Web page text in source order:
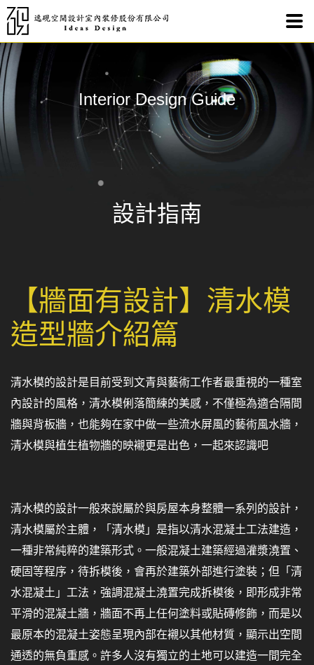
Interior Design Guide
設計指南
【牆面有設計】清水模
造型牆介紹篇
清水模的設計是目前受到文青與藝術工作者最重視的一種室
內設計的風格，清水模俐落簡練的美感，不僅極為適合隔間
牆與背板牆，也能夠在家中做一些流水屏風的藝術風水牆，
清水模與植生植物牆的映襯更是出色，一起來認識吧
清水模的設計一般來說屬於與房屋本身整體一系列的設計，
清水模屬於主體，「清水模」是指以清水混凝土工法建造，
一種非常純粹的建築形式。一般混凝土建築經過灌漿澆置、
硬固等程序，待拆模後，會再於建築外部進行塗裝；但「清
水混凝土」工法，強調混凝土澆置完成拆模後，即形成非常
平滑的混凝土牆，牆面不再上任何塗料或貼磚修飾，而是以
最原本的混凝土姿態呈現內部在襯以其他材質，顯示出空間
通透的無負重感。許多人沒有獨立的土地可以建造一間完全
清